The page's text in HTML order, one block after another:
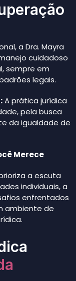
a Dra. Mayra
cuidadoso
sempre em
legais.
A prática jurídica
pela busca
da igualdade de
Merece
a escuta
individuais, a
enfrentados
ambiente de